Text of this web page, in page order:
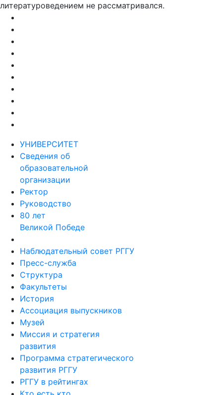
литературоведением не рассматривался.
УНИВЕРСИТЕТ
Сведения об
образовательной
организации
Ректор
Руководство
80 лет
Великой Победе
Наблюдательный совет РГГУ
Пресс-служба
Структура
Факультеты
История
Ассоциация выпускников
Музей
Миссия и стратегия
развития
Программа стратегического
развития РГГУ
РГГУ в рейтингах